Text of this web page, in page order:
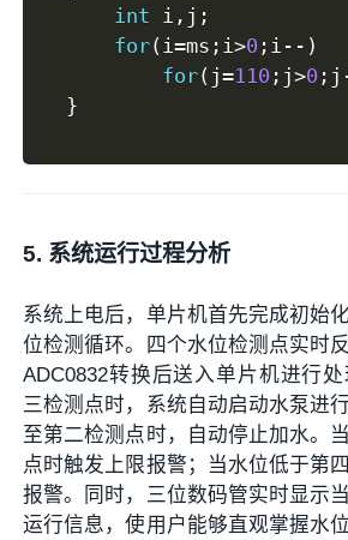
int i , j ;
for(i=ms ; i>0 ; i -- )
for( j=110 ; j>0 ; j
}
5. 系统运行过程分析
系统上电后，单片机首先完成初始
位检测循环。四个水位检测点实时
ADC0832转换后送入单片机进行
三检测点时，系统自动启动水泵进
至第二检测点时，自动停止加水。
点时触发上限报警；当水位低于第
报警。同时，三位数码管实时显示
运行信息，使用户能够直观掌握水